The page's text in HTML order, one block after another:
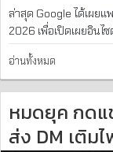
ล่าสุด Google ได้เผย
2026 เพื่อเปิดเผยอินไ
อ่านทั้งหมด
หมดยุค กดแ
ส่ง DM เติม